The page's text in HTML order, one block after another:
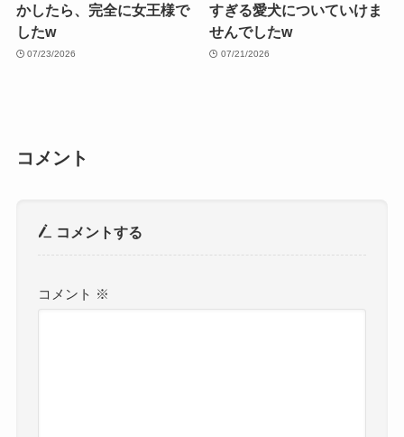
かしたら、完全に女王様で
したw
07/23/2026
すぎる愛犬についていけま
せんでしたw
07/21/2026
コメント
コメントする
コメント ※